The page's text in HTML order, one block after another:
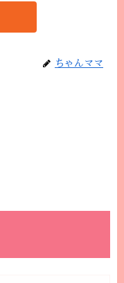
ちゃんママ